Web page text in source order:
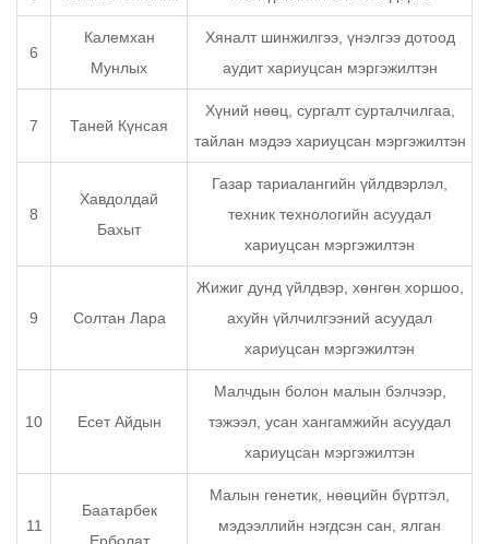
6
Калемхан
Мунлых
Хяналт шинжилгээ, үнэлгээ дотоод
аудит хариуцсан мэргэжилтэн
7 Таней Күнсая
Хүний нөөц, сургалт сурталчилгаа,
тайлан мэдээ хариуцсан мэргэжилтэн
8
Хавдолдай
Бахыт
Газар тариалангийн үйлдвэрлэл,
техник технологийн асуудал
хариуцсан мэргэжилтэн
9 Солтан Лара
Жижиг дунд үйлдвэр, хөнгөн хоршоо,
ахуйн үйлчилгээний асуудал
хариуцсан мэргэжилтэн
10 Есет Айдын
Малчдын болон малын бэлчээр,
тэжээл, усан хангамжийн асуудал
хариуцсан мэргэжилтэн
11
Баатарбек
Малын генетик, нөөцийн бүртгэл,
мэдээллийн нэгдсэн сан, ялган